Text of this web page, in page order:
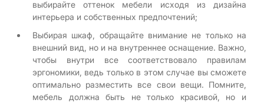
выбирайте оттенок мебели исходя из дизайна
интерьера и собственных предпочтений;
Выбирая шкаф, обращайте внимание не только на
внешний вид, но и на внутреннее оснащение. Важно,
чтобы внутри все соответствовало правилам
эргономики, ведь только в этом случае вы сможете
оптимально разместить все свои вещи. Помните,
мебель должна быть не только красивой, но и